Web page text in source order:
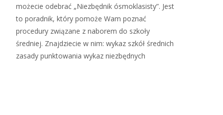
możecie odebrać „Niezbędnik ósmoklasisty”. Jest
to poradnik, który pomoże Wam poznać
procedury związane z naborem do szkoły
średniej. Znajdziecie w nim: wykaz szkół średnich
zasady punktowania wykaz niezbędnych